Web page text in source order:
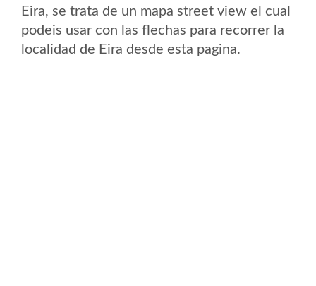
Eira, se trata de un mapa street view el cual
podeis usar con las flechas para recorrer la
localidad de Eira desde esta pagina.